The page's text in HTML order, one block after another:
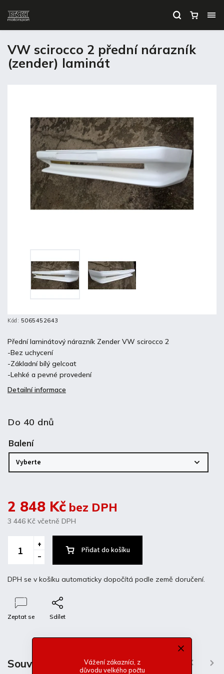
Vážení zákazníci, z
důvodu velkého počtu
VW scirocco 2 přední nárazník
(zender) laminát
Kód: 5065452643
Přední laminátový nárazník Zender VW scirocco 2
-Bez uchycení
-Základní bílý gelcoat
-Lehké a pevné provedení
Detailní informace
Do 40 dnů
2 848 Kč bez DPH
3 446 Kč včetně DPH
Přidat do košíku
DPH se v košíku automaticky dopočítá podle země doručení.
Balení
Zeptat se Sdílet
Související produkty Previous Next